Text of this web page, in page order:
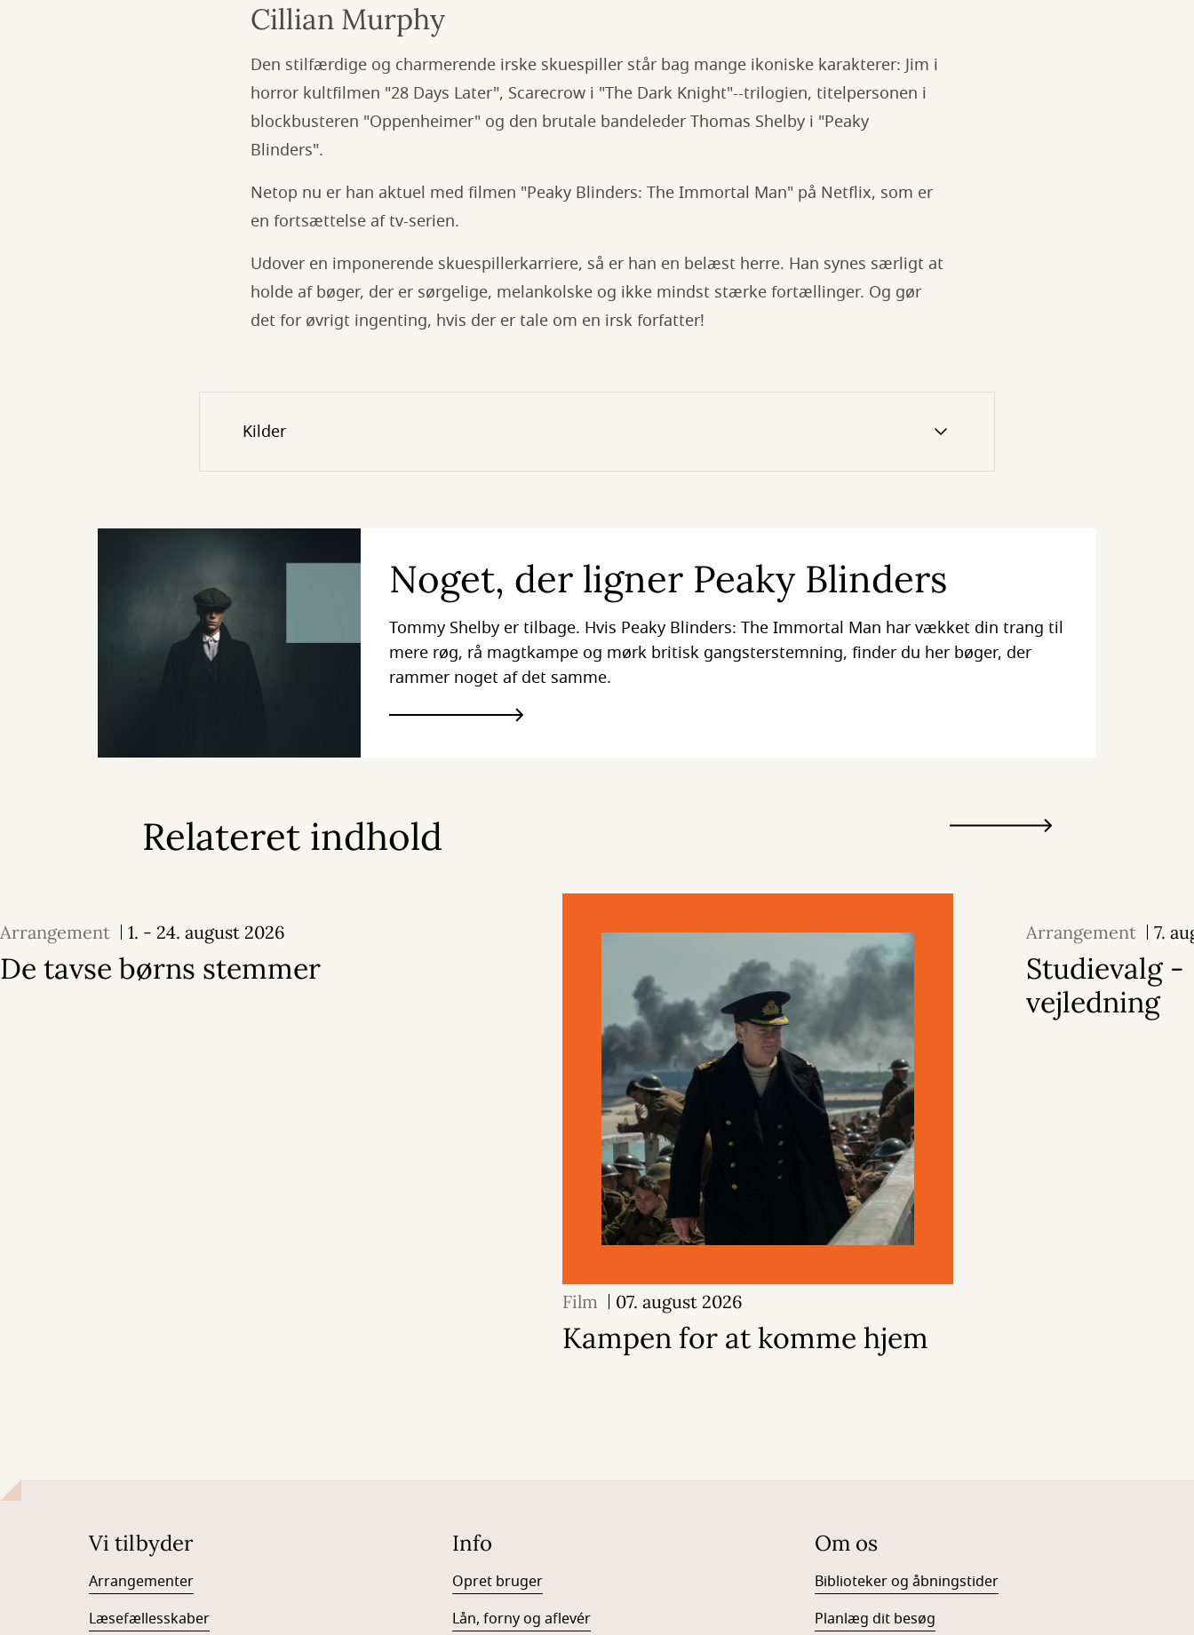
Cillian Murphy
Den stilfærdige og charmerende irske skuespiller står bag mange ikoniske karakterer: Jim i
horror kultfilmen "28 Days Later", Scarecrow i "The Dark Knight"--trilogien, titelpersonen i
blockbusteren "Oppenheimer" og den brutale bandeleder Thomas Shelby i "Peaky
Blinders".
Netop nu er han aktuel med filmen "Peaky Blinders: The Immortal Man" på Netflix, som er
en fortsættelse af tv-serien.
Udover en imponerende skuespillerkarriere, så er han en belæst herre. Han synes særligt at
holde af bøger, der er sørgelige, melankolske og ikke mindst stærke fortællinger. Og gør
det for øvrigt ingenting, hvis der er tale om en irsk forfatter!
Kilder
Noget, der ligner Peaky Blinders
Tommy Shelby er tilbage. Hvis Peaky Blinders: The Immortal Man har vækket din trang til
mere røg, rå magtkampe og mørk britisk gangsterstemning, finder du her bøger, der
rammer noget af det samme.
Relateret indhold
Arrangement 1. - 24. august 2026
De tavse børns stemmer
Film 07. august 2026
Kampen for at komme hjem
Arrangement 7.
Studievalg -
vejledning
Vi tilbyder
Arrangementer
Læsefællesskaber
Info
Opret bruger
Lån, forny og aflevér
Om os
Biblioteker og åbningstider
Planlæg dit besøg